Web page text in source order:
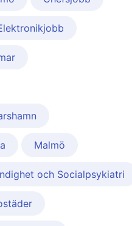
Malmö
och Socialpsykiatri